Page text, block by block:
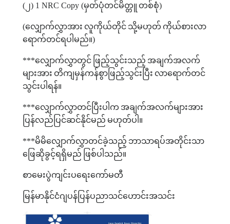
( ၂) 1 NRC Copy (မှတ်ပုံတင်မိတ္တူ တစ်စုံ)
(လျှောက်လွှာအား လူကိုယ်တိုင် သို့မဟုတ် ကိုယ်စားလာ
ရောက်တင်ရပါမည်။)
***လျှောက်လွှာတွင် ဖြည့်သွင်းသည့် အချက်အလက်
များအား တိကျမှန်ကန်စွာဖြည့်သွင်းပြီး လာရောက်တင်
သွင်းပါရန်။
***လျှောက်လွှာတင်ပြီးပါက အချက်အလက်များအား
ပြန်လည်ပြင်ဆင်နိုင်မည် မဟုတ်ပါ။
***မိမိလျှောက်လွှာတင်ခဲ့သည့် ဘာသာရပ်အတိုင်းသာ
ဖြေဆိုခွင့်ရရှိမည် ဖြစ်ပါသည်။
စာမေးပွဲကျင်းပရေးကော်မတီ
မြန်မာနိုင်ငံဂျပန်ပြန်ပညာသင်ဟောင်းအသင်း